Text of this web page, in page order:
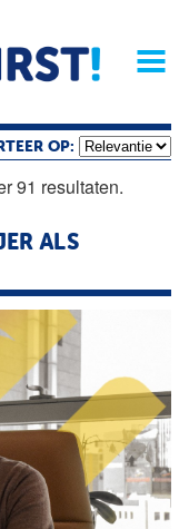
Magazine
OP:
91 resultaten.
ALS